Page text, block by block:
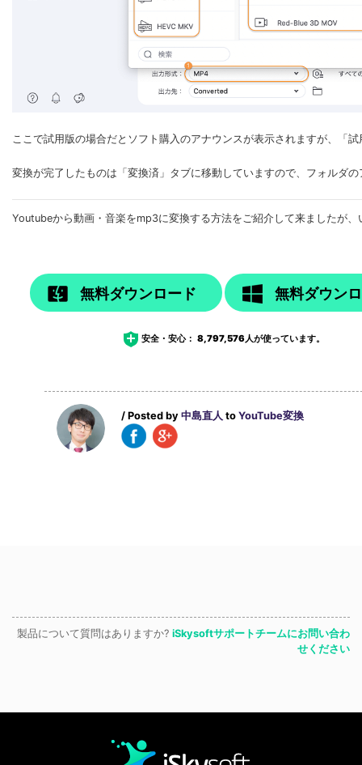
ここで試用版の場合だとソフト購入のアナウンスが表示されますが、「
変換が完了したものは「変換済」タブに移動していますので、フォルダ
Youtubeから動画・音楽をmp3に変換する方法をご紹介して来ましたが
無料ダウンロード 無料ダウン
安全・安心： 8,797,576人が使っています。
/ Posted by 中島直人 to YouTube変換
製品について質問はありますか? iSkysoftサポートチームにお問い合わ
せください